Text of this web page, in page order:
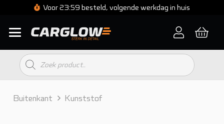
Voor 23:59 besteld, volgende werkdag in huis
Producten
zoeken
Buitenkant Kunststof